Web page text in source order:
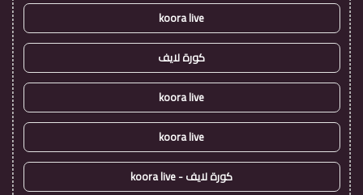
koora live
كورة لايف
koora live
koora live
كورة لايف - koora live